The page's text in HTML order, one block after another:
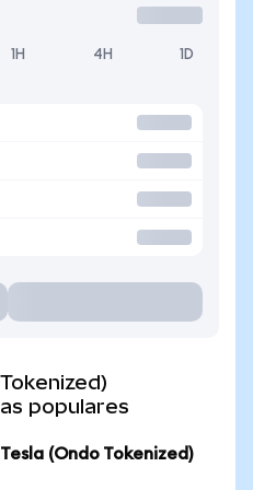
1H 4H 1D
populares
(Ondo Tokenized)